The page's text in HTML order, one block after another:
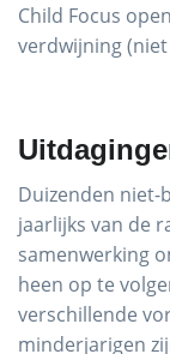
Child Focus
verdwijning
Duizenden niet-
jaarlijks van de
samenwerking
heen op te
verschillende
minderjarigen